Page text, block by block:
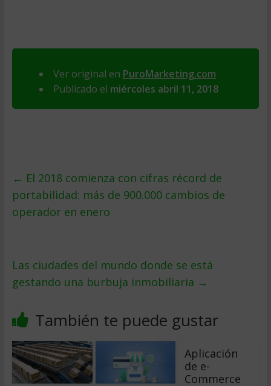
Ver original en PuroMarketing.com
Publicado el miércoles abril 11, 2018
← El 2018 comienza con cifras récord de
portabilidad: más de 900.000 cambios de
operador en enero
Las ciudades del mundo donde se está
gestando una burbuja inmobiliaria →
También te puede gustar
Aplicación
de e-
Commerce